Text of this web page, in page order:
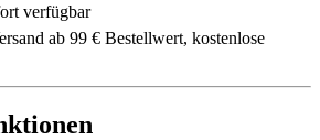
verfügbar
ab 99 € Bestellwert, kostenlose